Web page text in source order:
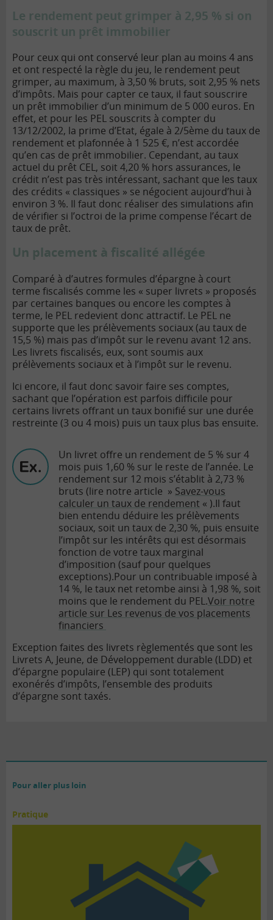
Le rendement peut grimper à 2,95 % si on
souscrit un prêt immobilier
Pour ceux qui ont conservé leur plan au moins 4 ans
et ont respecté la règle du jeu, le rendement peut
grimper, au maximum, à 3,50 % bruts, soit 2,95 % nets
d’impôts. Mais pour capter ce taux, il faut souscrire
un prêt immobilier d’un minimum de 5 000 euros. En
effet, et pour les PEL souscrits à compter du
13/12/2002, la prime d’Etat, égale à 2/5ème du taux de
rendement et plafonnée à 1 525 €, n’est accordée
qu’en cas de prêt immobilier. Cependant, au taux
actuel du prêt CEL, soit 4,20 % hors assurances, le
crédit n’est pas très intéressant, sachant que les taux
des crédits « classiques » se négocient aujourd’hui à
environ 3 %. Il faut donc réaliser des simulations afin
de vérifier si l’octroi de la prime compense l’écart de
taux de prêt.
Un placement à fiscalité allégée
Comparé à d’autres formules d’épargne à court
terme fiscalisés comme les « super livrets » proposés
par certaines banques ou encore les comptes à
terme, le PEL redevient donc attractif. Le PEL ne
supporte que les prélèvements sociaux (au taux de
15,5 %) mais pas d’impôt sur le revenu avant 12 ans.
Les livrets fiscalisés, eux, sont soumis aux
prélèvements sociaux et à l’impôt sur le revenu.
Ici encore, il faut donc savoir faire ses comptes,
sachant que l’opération est parfois difficile pour
certains livrets offrant un taux bonifié sur une durée
restreinte (3 ou 4 mois) puis un taux plus bas ensuite.
Un livret offre un rendement de 5 % sur 4
mois puis 1,60 % sur le reste de l’année. Le
rendement sur 12 mois s’établit à 2,73 %
bruts (lire notre article » Savez-vous
calculer un taux de rendement « ).Il faut
bien entendu déduire les prélèvements
sociaux, soit un taux de 2,30 %, puis ensuite
l’impôt sur les intérêts qui est désormais
fonction de votre taux marginal
d’imposition (sauf pour quelques
exceptions).Pour un contribuable imposé à
14 %, le taux net retombe ainsi à 1,98 %, soit
moins que le rendement du PEL.Voir notre
article sur Les revenus de vos placements
financiers
Exception faites des livrets règlementés que sont les
Livrets A, Jeune, de Développement durable (LDD) et
d’épargne populaire (LEP) qui sont totalement
exonérés d’impôts, l’ensemble des produits
d’épargne sont taxés.
Pour aller plus loin
Pratique